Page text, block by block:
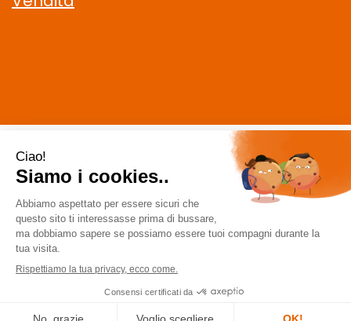
CELIACHIAMO.COM SRL
- VIA DELLA MAGLIANA, 183 00146
Roma (RM)
staff @ celiachiamo.com
| Tel.: 065506174| P.Iva:
10901621002 | Numero R.E.A.: 1212664
Prenofa